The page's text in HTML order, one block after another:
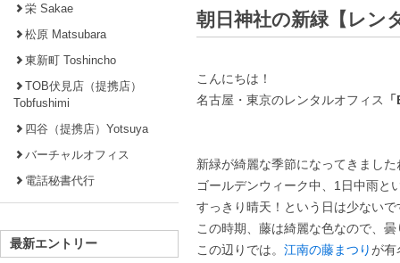
朝日神社の新緑【レン
こんにちは！
名古屋・東京のレンタルオフィス
新緑が綺麗な季節になってきました
ゴールデンウィーク中、1日中雨と
すっきり晴天！という日は少ないで
この時期、藤は綺麗な色なので、
この辺りでは。 江南の藤まつりが有
栄 Sakae
松原 Matsubara
東新町 Toshincho
TOB伏見店（提携店）
Tobfushimi
四谷（提携店）Yotsuya
バーチャルオフィス
電話秘書代行
最新エントリー